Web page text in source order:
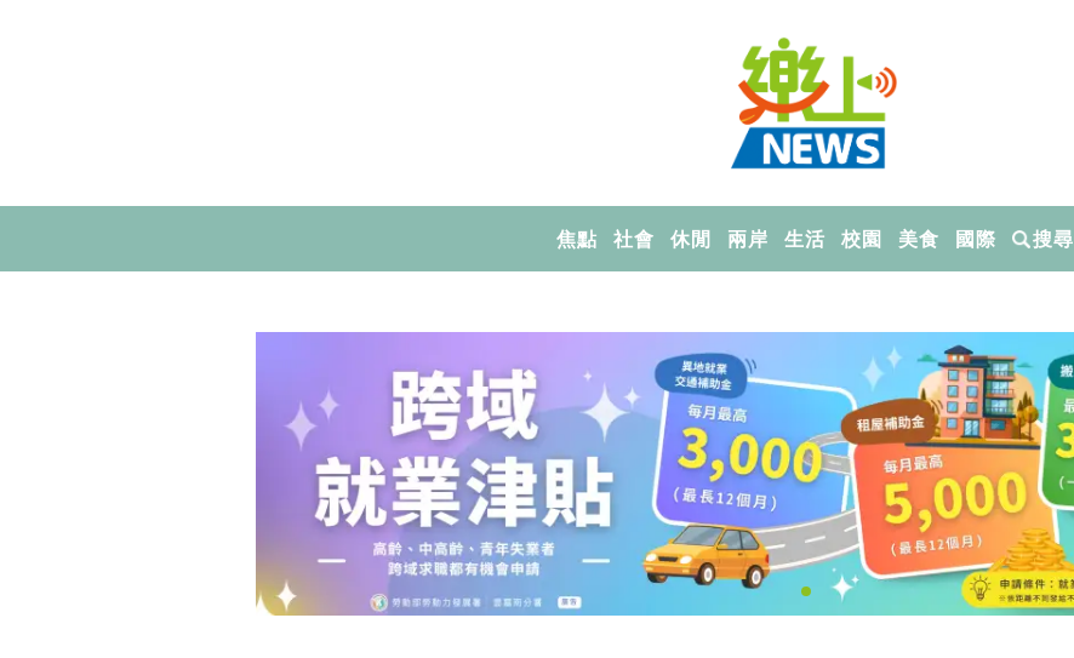
焦點 社會 休閒 兩岸 生活 校園 美食 國際 搜尋